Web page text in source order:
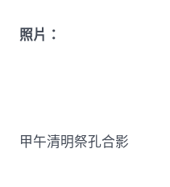
照片：
甲午清明祭孔合影